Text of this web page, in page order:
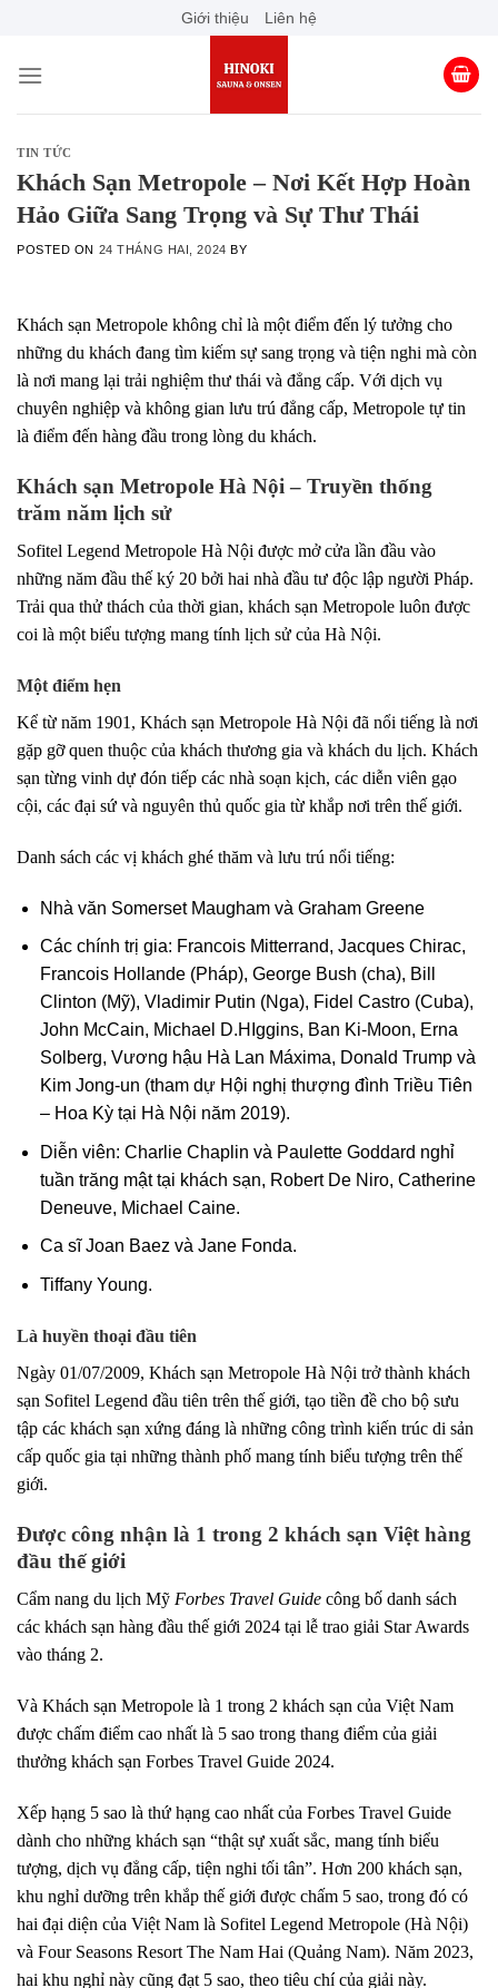
content
Giới thiệu Liên hệ
TIN TỨC
Khách Sạn Metropole – Nơi Kết Hợp Hoàn
Hảo Giữa Sang Trọng và Sự Thư Thái
POSTED ON 24 THÁNG HAI, 2024 BY
Khách sạn Metropole không chỉ là một điểm đến lý tưởng cho
những du khách đang tìm kiếm sự sang trọng và tiện nghi mà còn
là nơi mang lại trải nghiệm thư thái và đẳng cấp. Với dịch vụ
chuyên nghiệp và không gian lưu trú đẳng cấp, Metropole tự tin
là điểm đến hàng đầu trong lòng du khách.
Khách sạn Metropole Hà Nội – Truyền thống
trăm năm lịch sử
Sofitel Legend Metropole Hà Nội được mở cửa lần đầu vào
những năm đầu thế ký 20 bởi hai nhà đầu tư độc lập người Pháp.
Trải qua thử thách của thời gian, khách sạn Metropole luôn được
coi là một biểu tượng mang tính lịch sử của Hà Nội.
Một điểm hẹn
Kể từ năm 1901, Khách sạn Metropole Hà Nội đã nổi tiếng là nơi
gặp gỡ quen thuộc của khách thương gia và khách du lịch. Khách
sạn từng vinh dự đón tiếp các nhà soạn kịch, các diễn viên gạo
cội, các đại sứ và nguyên thủ quốc gia từ khắp nơi trên thế giới.
Danh sách các vị khách ghé thăm và lưu trú nổi tiếng:
Nhà văn Somerset Maugham và Graham Greene
Các chính trị gia: Francois Mitterrand, Jacques Chirac,
Francois Hollande (Pháp), George Bush (cha), Bill
Clinton (Mỹ), Vladimir Putin (Nga), Fidel Castro (Cuba),
John McCain, Michael D.HIggins, Ban Ki-Moon, Erna
Solberg, Vương hậu Hà Lan Máxima, Donald Trump và
Kim Jong-un (tham dự Hội nghị thượng đình Triều Tiên
– Hoa Kỳ tại Hà Nội năm 2019).
Diễn viên: Charlie Chaplin và Paulette Goddard nghỉ
tuần trăng mật tại khách sạn, Robert De Niro, Catherine
Deneuve, Michael Caine.
Ca sĩ Joan Baez và Jane Fonda.
Tiffany Young.
Là huyền thoại đầu tiên
Ngày 01/07/2009, Khách sạn Metropole Hà Nội trở thành khách
sạn Sofitel Legend đầu tiên trên thế giới, tạo tiền đề cho bộ sưu
tập các khách sạn xứng đáng là những công trình kiến trúc di sản
cấp quốc gia tại những thành phố mang tính biểu tượng trên thế
giới.
Được công nhận là 1 trong 2 khách sạn Việt hàng
đầu thế giới
Cẩm nang du lịch Mỹ Forbes Travel Guide công bố danh sách
các khách sạn hàng đầu thế giới 2024 tại lễ trao giải Star Awards
vào tháng 2.
Và Khách sạn Metropole là 1 trong 2 khách sạn của Việt Nam
được chấm điểm cao nhất là 5 sao trong thang điểm của giải
thưởng khách sạn Forbes Travel Guide 2024.
Xếp hạng 5 sao là thứ hạng cao nhất của Forbes Travel Guide
dành cho những khách sạn “thật sự xuất sắc, mang tính biểu
tượng, dịch vụ đẳng cấp, tiện nghi tối tân”. Hơn 200 khách sạn,
khu nghỉ dưỡng trên khắp thế giới được chấm 5 sao, trong đó có
hai đại diện của Việt Nam là Sofitel Legend Metropole (Hà Nội)
và Four Seasons Resort The Nam Hai (Quảng Nam). Năm 2023,
hai khu nghỉ này cũng đạt 5 sao, theo tiêu chí của giải này.